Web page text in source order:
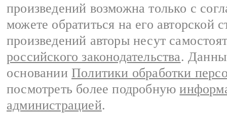
произведений возможна только с
можете обратиться на его авторской
произведений авторы несут
российского законодательства.
основании Политики обработки
посмотреть более подробную
администрацией.